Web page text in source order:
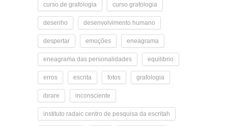
curso de grafologia curso grafologia
desenho desenvolvimento humano
despertar emoções eneagrama
eneagrama das personalidades equilibrio
erros escrita fotos grafologia
ibrare inconsciente
instituto radaic centro de pesquisa da escritah